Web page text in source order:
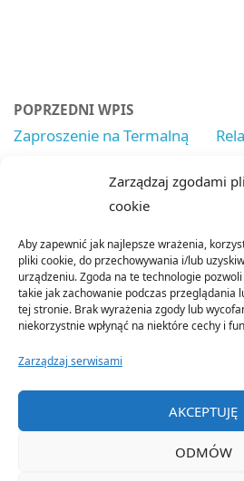
Zarządzaj zgodami
cookie
Aby zapewnić jak najlepsze wrażenia,
pliki cookie, do przechowywania i/lub
urządzeniu. Zgoda na te technologie
takie jak zachowanie podczas przeglądania
tej stronie. Brak wyrażenia zgody lub
niekorzystnie wpłynąć na niektóre cechy i
Zarządzaj serwisami
AKCEPTUJĘ
ODMÓW
POPRZEDNI WPIS
Zaproszenie na Termalną
©2022 Organizacja Terenowa
Nowym Sączu